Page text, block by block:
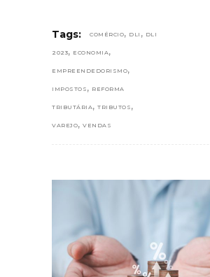
Tags: COMÉRCIO, DLI , DLI
2023, ECONOMIA,
EMPREENDEDORISMO,
IMPOSTOS , REFORMA
TRIBUTÁRIA, TRIBUTOS ,
VAREJO, VENDAS